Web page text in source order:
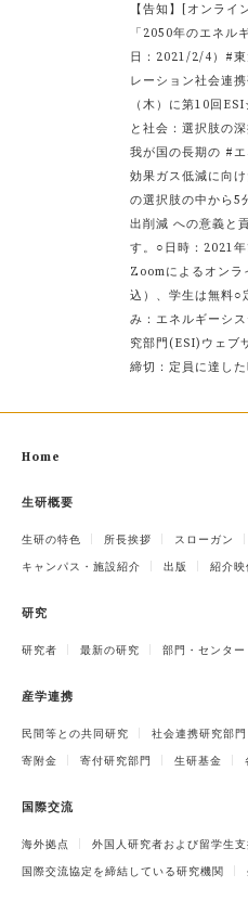
【告知】[オンライ
「2050年のエネル
日：2021/2/4）#
レーション社会連
（木）に第10回
と社会：選択肢の
我が国の長期の #
効果ガス低減に向
の選択肢の中から5
出削減 への意義と
す。○日時：2021
Zoomによるオン
込）、学生は無料○
み：エネルギーシ
究部門(ESI)ウェブ
締切：定員に達し
Home
生研概要
生研の特色 所長挨拶 スローガン
キャンパス・施設紹介 出版 紹介映
研究
研究者 最新の研究 部門・センター
産学連携
民間等との共同研究 社会連携研究部門
寄附金 寄付研究部門 生研基金
国際交流
海外拠点 外国人研究者および留学生支
国際交流協定を締結している研究機関